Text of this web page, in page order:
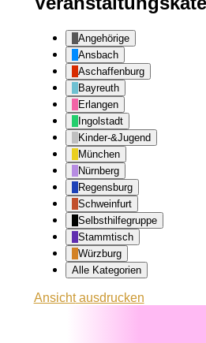
Angehörige
Ansbach
Aschaffenburg
Bayreuth
Erlangen
Ingolstadt
Kinder-&Jugend
München
Nürnberg
Regensburg
Schweinfurt
Selbsthilfegruppe
Stammtisch
Würzburg
Alle Kategorien
Ansichtausdrucken